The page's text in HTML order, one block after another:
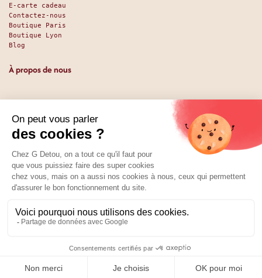
Prix :
Home Wishlist
E-carte cadeau
Contactez-nous
Boutique Paris
Boutique Lyon
Blog
À propos de nous
Depuis 1951, nous accueillons les gourmands et les gourmets
en leur promettant des produits de qualité au meilleur
prix. Que vous soyez des pros ou des particuliers, que vous
cherchiez du sucré ou du salé, nous avons sans doute ce
qu’il vous faut. Et même des choses que vous ne soupçonniez
pas. La boutique existe depuis 1951, la vente en ligne
depuis 2025.
01 89 70 34 50